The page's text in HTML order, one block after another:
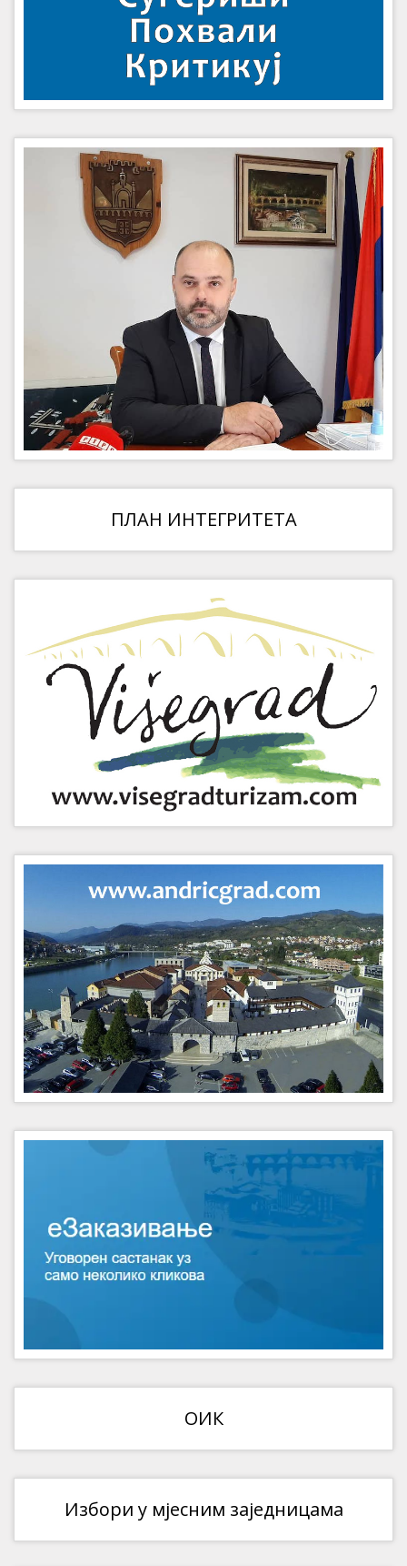
ПЛАН ИНТЕГРИТЕТА
ОИК
Избори у мјесним заједницама